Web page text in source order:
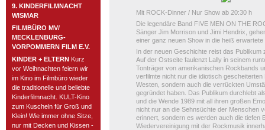
9. KINDERFILMNACHT
WISMAR
FILMBÜRO MV/
MECKLENBURG-
VORPOMMERN FILM E.V.
KINDER + ELTERN Kurz
vor Weihnachten feiern wir
im Kino im Filmbüro wieder
die traditionelle und beliebte
Kinderfilmnacht. KULT-Kino
zum Kuscheln für Groß und
Klein! Wie immer ohne Sitze,
nur mit Decken und Kissen -
Mit ROCK-Dinner / Nur Show ab 20:30 h
Die legendäre Band FIVE MEN ON THE
Sänger Jim Morrison und Jimi Hendrix,
einer ganz neuen Show in die heiß
In der neuen Geschichte reist das
Auf der Ostseite faulenzt Lally in seinem
Tonträger von amerikanischen Rockbands
verfilmte nicht nur die idiotisch
Westen, sondern auch die verrückten
gegründet haben. Das Publikum durchlebt
und die Wende 1989 mit all ihren großen
nicht nur an die Sehnsüchte der Menschen
erinnert, sondern es werden auch die tiefen
Wiedervereinigung mit der Rockmusik